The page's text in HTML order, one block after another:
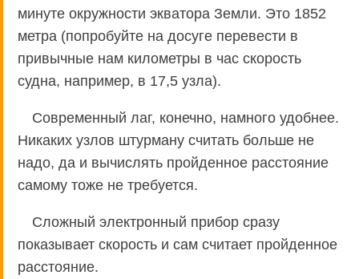
минуте окружности экватора Земли. Это 1852
метра (попробуйте на досуге перевести в
привычные нам километры в час скорость
судна, например, в 17,5 узла).
Современный лаг, конечно, намного удобнее.
Никаких узлов штурману считать больше не
надо, да и вычислять пройденное расстояние
самому тоже не требуется.
Сложный электронный прибор сразу
показывает скорость и сам считает пройденное
расстояние.